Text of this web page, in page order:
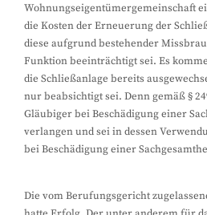
Wohnungseigentümergemeinschaft
die Kosten der Erneuerung der
diese aufgrund bestehender
Funktion beeinträchtigt sei. Es
die Schließanlage bereits
nur beabsichtigt sei. Denn gemäß §
Gläubiger bei Beschädigung einer
verlangen und sei in dessen
bei Beschädigung einer
Die vom Berufungsgericht